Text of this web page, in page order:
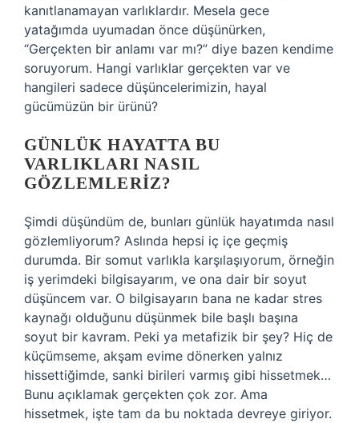
kanıtlanamayan varlıklardır. Mesela gece
yatağımda uyumadan önce düşünürken,
“Gerçekten bir anlamı var mı?” diye bazen kendime
soruyorum. Hangi varlıklar gerçekten var ve
hangileri sadece düşüncelerimizin, hayal
gücümüzün bir ürünü?
GÜNLÜK HAYATTA BU
VARLIKLARI NASIL
GÖZLEMLERIZ?
Şimdi düşündüm de, bunları günlük hayatımda nasıl
gözlemliyorum? Aslında hepsi iç içe geçmiş
durumda. Bir somut varlıkla karşılaşıyorum, örneğin
iş yerimdeki bilgisayarım, ve ona dair bir soyut
düşüncem var. O bilgisayarın bana ne kadar stres
kaynağı olduğunu düşünmek bile başlı başına
soyut bir kavram. Peki ya metafizik bir şey? Hiç de
küçümseme, akşam evime dönerken yalnız
hissettiğimde, sanki birileri varmış gibi hissetmek…
Bunu açıklamak gerçekten çok zor. Ama
hissetmek, işte tam da bu noktada devreye giriyor.